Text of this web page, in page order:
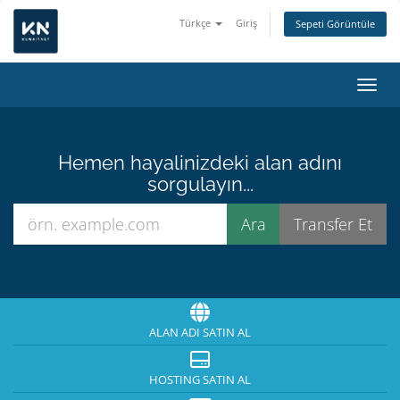
Türkçe Giriş Sepeti Görüntüle
Hemen hayalinizdeki alan adını
sorgulayın...
ALAN ADI SATIN AL
HOSTING SATIN AL